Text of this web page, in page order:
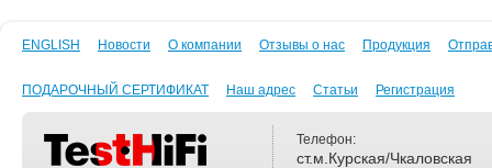
ENGLISH Новости О компании Отзывы о нас Продукция
ПОДАРОЧНЫЙ СЕРТИФИКАТ Наш адрес Статьи Регистрация
Телефон:
ст.м.Курская/Чкаловская